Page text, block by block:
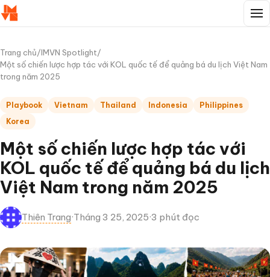
Trang chủ/IMVN Spotlight/
Một số chiến lược hợp tác với KOL quốc tế để quảng bá du lịch Việt Nam
trong năm 2025
Playbook Vietnam Thailand Indonesia
Philippines
Korea
Một số chiến lược hợp tác với
KOL quốc tế để quảng bá du lịch
Việt Nam trong năm 2025
Thiên Trang·Tháng 3 25, 2025·3 phút đọc